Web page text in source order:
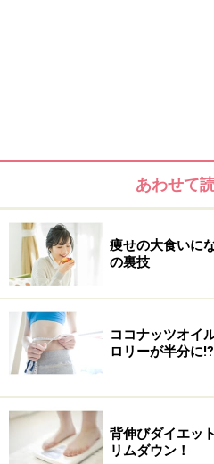
あわせて
痩せの大食いに
の裏技
ココナッツオイ
ロリーが半分に⁉
背伸びダイエッ
リムダウン！